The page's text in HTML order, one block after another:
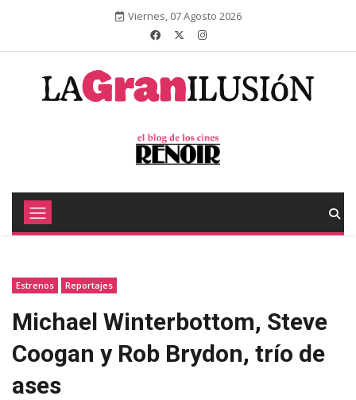
Viernes, 07 Agosto 2026
Estrenos Reportajes
Michael Winterbottom, Steve
Coogan y Rob Brydon, trío de
ases